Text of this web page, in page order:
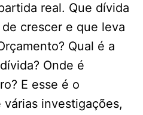
real. Que dívida
crescer e que leva
Qual é a
Onde é
E esse é o
investigações,